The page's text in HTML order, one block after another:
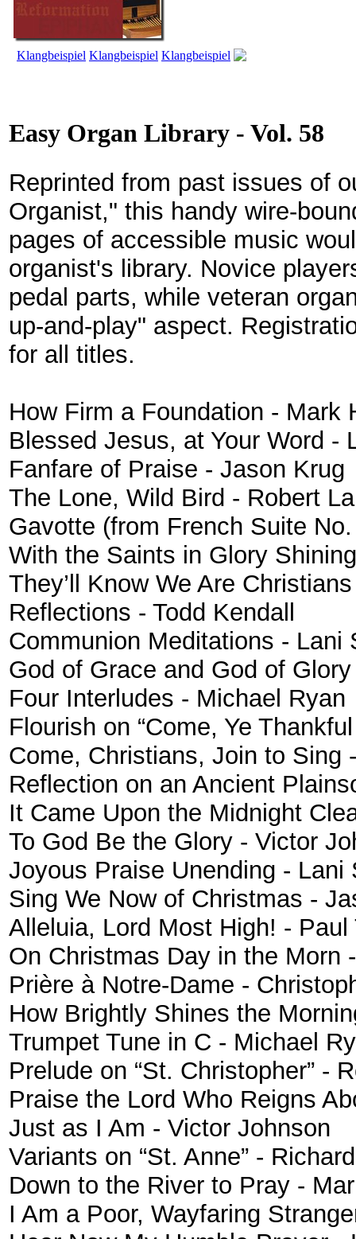
Klangbeispiel Klangbeispiel Klangbeispiel
Easy Organ Library - Vol. 58
Reprinted from past issues of
Organist," this handy wire-
pages of accessible music
organist's library. Novice
pedal parts, while veteran
up-and-play" aspect.
for all titles.
How Firm a Foundation - Mark
Blessed Jesus, at Your Word -
Fanfare of Praise - Jason Krug
The Lone, Wild Bird - Robert
Gavotte (from French Suite
With the Saints in Glory
They’ll Know We Are
Reflections - Todd Kendall
Communion Meditations - Lani
God of Grace and God of
Four Interludes - Michael Ryan
Flourish on “Come, Ye
Come, Christians, Join to Sing
Reflection on an Ancient
It Came Upon the Midnight
To God Be the Glory - Victor
Joyous Praise Unending - Lani
Sing We Now of Christmas -
Alleluia, Lord Most High! - Paul
On Christmas Day in the Morn
Prière à Notre-Dame -
How Brightly Shines the
Trumpet Tune in C - Michael
Prelude on “St. Christopher” -
Praise the Lord Who Reigns
Just as I Am - Victor Johnson
Variants on “St. Anne” -
Down to the River to Pray -
I Am a Poor, Wayfaring